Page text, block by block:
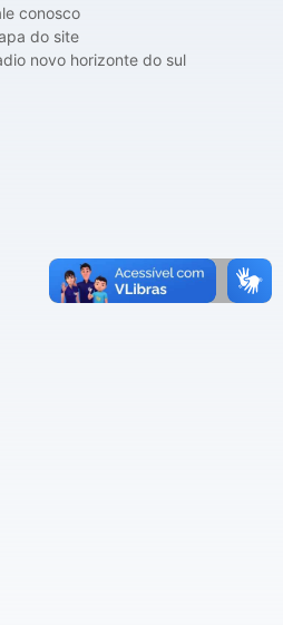
conosco
do site
novo horizonte do sul